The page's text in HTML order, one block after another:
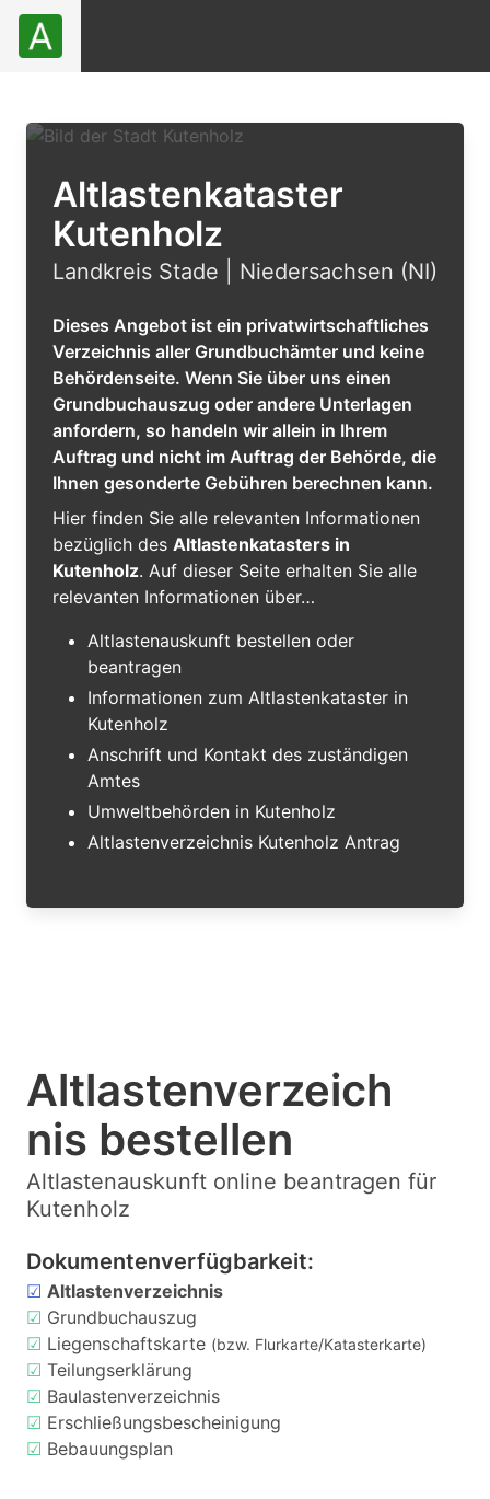
Altlastenkataster
Kutenholz
Landkreis Stade | Niedersachsen (NI)
Dieses Angebot ist ein privatwirtschaftliches
Verzeichnis aller Grundbuchämter und keine
Behördenseite. Wenn Sie über uns einen
Grundbuchauszug oder andere Unterlagen
anfordern, so handeln wir allein in Ihrem
Auftrag und nicht im Auftrag der Behörde, die
Ihnen gesonderte Gebühren berechnen kann.
Hier finden Sie alle relevanten Informationen
bezüglich des Altlastenkatasters in
Kutenholz. Auf dieser Seite erhalten Sie alle
relevanten Informationen über…
Altlastenauskunft bestellen oder
beantragen
Informationen zum Altlastenkataster in
Kutenholz
Anschrift und Kontakt des zuständigen
Amtes
Umweltbehörden in Kutenholz
Altlastenverzeichnis Kutenholz Antrag
Altlastenverzeich
nis bestellen
Altlastenauskunft online beantragen für
Kutenholz
Dokumentenverfügbarkeit:
☑ Altlastenverzeichnis
☑ Grundbuchauszug
☑ Liegenschaftskarte (bzw. Flurkarte/Katasterkarte)
☑ Teilungserklärung
☑ Baulastenverzeichnis
☑ Erschließungsbescheinigung
☑ Bebauungsplan